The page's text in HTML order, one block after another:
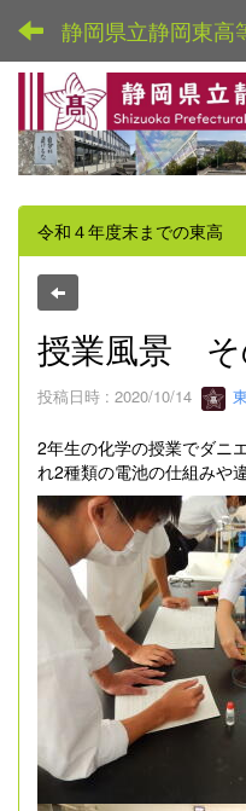
静岡県立静岡東高
令和４年度末までの東高
授業風景 そ
投稿日時 : 2020/10/14
2年生の化学の授業でダニ
れ2種類の電池の仕組みや